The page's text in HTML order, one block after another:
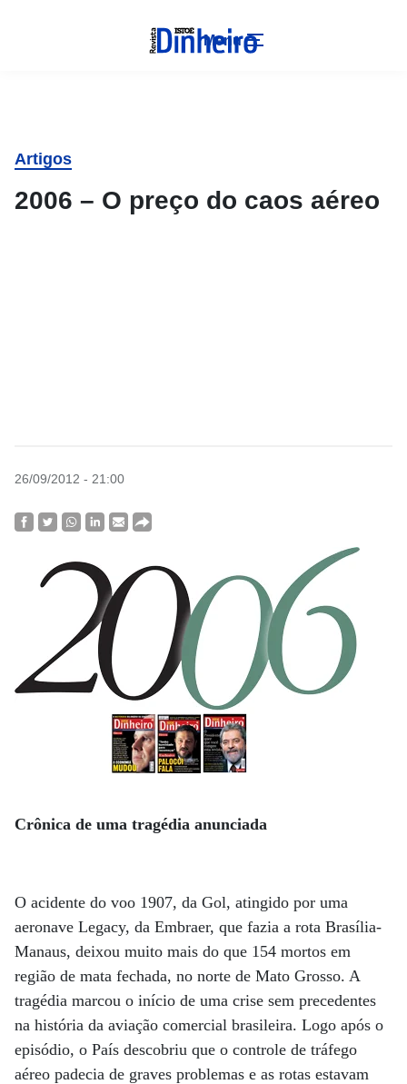
Menu
Artigos
2006 – O preço do caos aéreo
26/09/2012 - 21:00
Crônica de uma tragédia anunciada
O acidente do voo 1907, da Gol, atingido por uma
aeronave Legacy, da Embraer, que fazia a rota Brasília-
Manaus, deixou muito mais do que 154 mortos em
região de mata fechada, no norte de Mato Grosso. A
tragédia marcou o início de uma crise sem precedentes
na história da aviação comercial brasileira. Logo após o
episódio, o País descobriu que o controle de tráfego
aéreo padecia de graves problemas e as rotas estavam